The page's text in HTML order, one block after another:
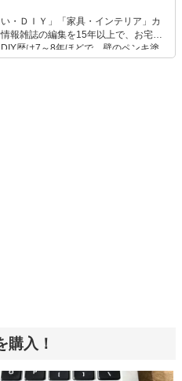
い・ＤＩＹ」「家具・インテリア」カ
報雑誌の編集を15年以上で、お宅訪
歴は7～8年ほどで、壁のペンキ塗
もチャレンジ済み。初心者でもモノ
購入！